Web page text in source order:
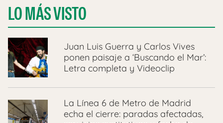
LO MÁS VISTO
Juan Luis Guerra y Carlos Vives
ponen paisaje a ‘Buscando el Mar’:
Letra completa y Videoclip
La Línea 6 de Metro de Madrid
echa el cierre: paradas afectadas,